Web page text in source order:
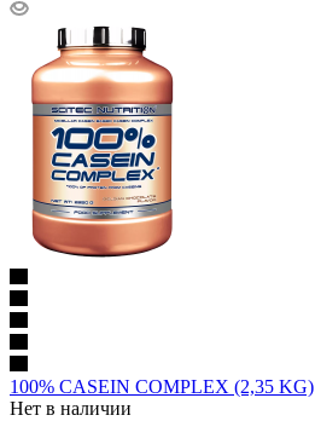
100% CASEIN COMPLEX (2,35 KG)
Нет в наличии